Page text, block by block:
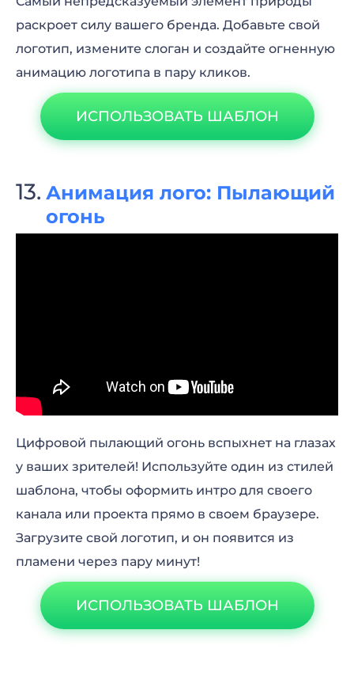
раскроет силу вашего бренда. Добавьте свой
логотип, измените слоган и создайте огненную
анимацию логотипа в пару кликов.
ИСПОЛЬЗОВАТЬ ШАБЛОН
Анимация лого: Пылающий
огонь
Цифровой пылающий огонь вспыхнет на глазах
у ваших зрителей! Используйте один из стилей
шаблона, чтобы оформить интро для своего
канала или проекта прямо в своем браузере.
Загрузите свой логотип, и он появится из
пламени через пару минут!
ИСПОЛЬЗОВАТЬ ШАБЛОН